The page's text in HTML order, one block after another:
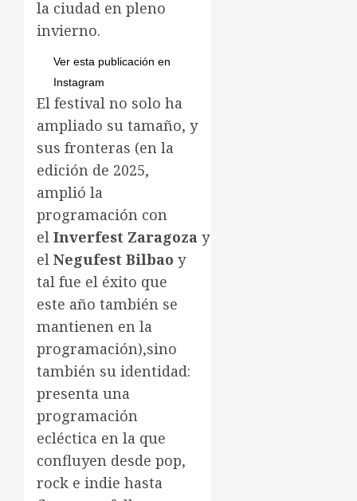
la ciudad en pleno
invierno.
Ver esta publicación en
Instagram
El festival no solo ha
ampliado su tamaño, y
sus fronteras (en la
edición de 2025,
amplió la
programación con
el Inverfest Zaragoza y
el Negufest Bilbao y
tal fue el éxito que
este año también se
mantienen en la
programación),sino
también su identidad:
presenta una
programación
ecléctica en la que
confluyen desde pop,
rock e indie hasta